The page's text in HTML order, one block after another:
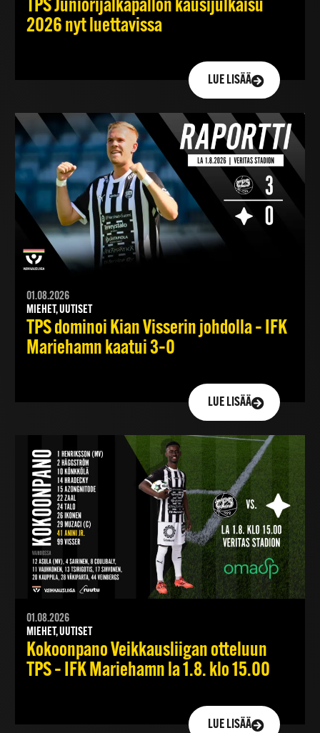
TPS Juniorijalkapallon kausijulkaisu
2026 nyt luettavissa
LUE LISÄÄ
01.08.2026
MIEHET, UUTISET
TPS dominoi Kian Visserin johdolla – IFK
Mariehamn kaatui 3–0
LUE LISÄÄ
01.08.2026
MIEHET, UUTISET
Kokoonpano Veikkausliigan otteluun
TPS – IFK Mariehamn la 1.8. klo 15.00
LUE LISÄÄ